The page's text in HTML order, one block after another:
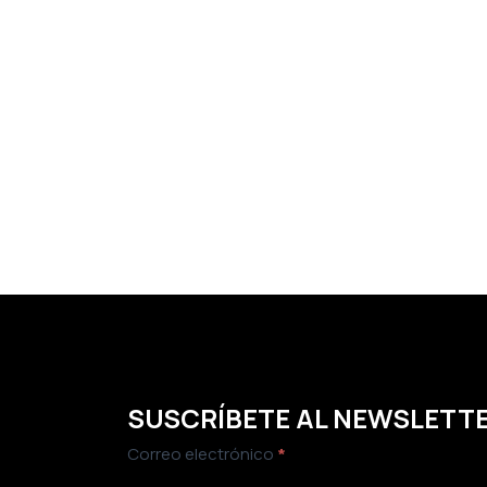
SUSCRÍBETE AL
Newsletter
Correo electrónico *